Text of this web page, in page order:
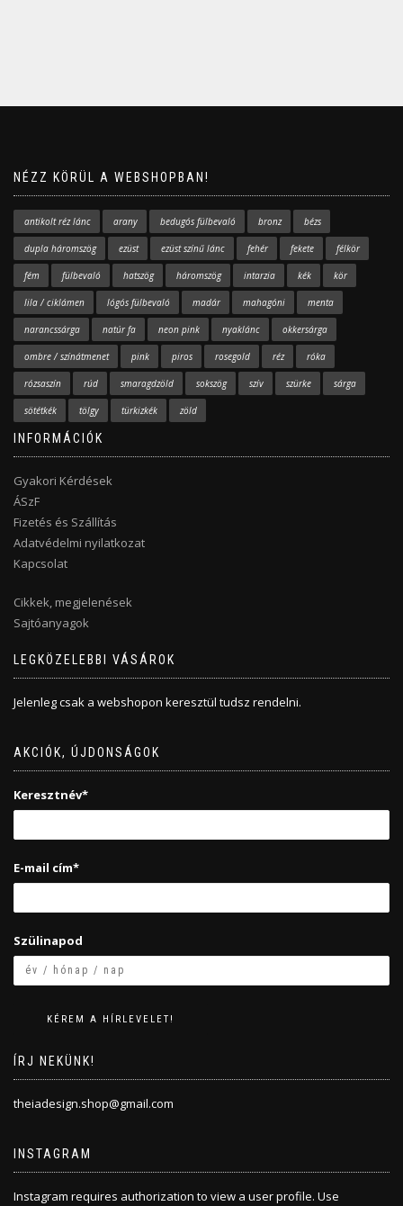
NÉZZ KÖRÜL A WEBSHOPBAN!
antikolt réz lánc arany bedugós fülbevaló bronz bézs
dupla háromszög ezüst ezüst színű lánc fehér fekete félkör
fém fülbevaló hatszög háromszög intarzia kék kör
lila / ciklámen lógós fülbevaló madár mahagóni menta
narancssárga natúr fa neon pink nyaklánc okkersárga
ombre / színátmenet pink piros rosegold réz róka
rózsaszín rúd smaragdzöld sokszög szív szürke sárga
sötétkék tölgy türkizkék zöld
INFORMÁCIÓK
Gyakori Kérdések
ÁSzF
Fizetés és Szállítás
Adatvédelmi nyilatkozat
Kapcsolat
Cikkek, megjelenések
Sajtóanyagok
LEGKÖZELEBBI VÁSÁROK
Jelenleg csak a webshopon keresztül tudsz rendelni.
AKCIÓK, ÚJDONSÁGOK
Keresztnév*
E-mail cím*
Szülinapod
ÍRJ NEKÜNK!
theiadesign.shop@gmail.com
INSTAGRAM
Instagram requires authorization to view a user profile. Use